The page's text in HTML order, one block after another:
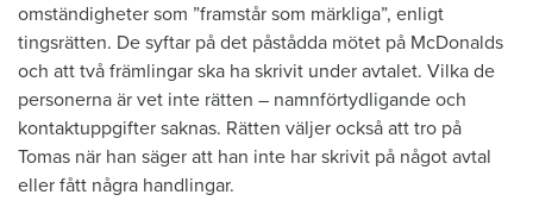
omständigheter som ”framstår som märkliga”, enligt
tingsrätten. De syftar på det påstådda mötet på McDonalds
och att två främlingar ska ha skrivit under avtalet. Vilka de
personerna är vet inte rätten – namnförtydligande och
kontaktuppgifter saknas. Rätten väljer också att tro på
Tomas när han säger att han inte har skrivit på något avtal
eller fått några handlingar.